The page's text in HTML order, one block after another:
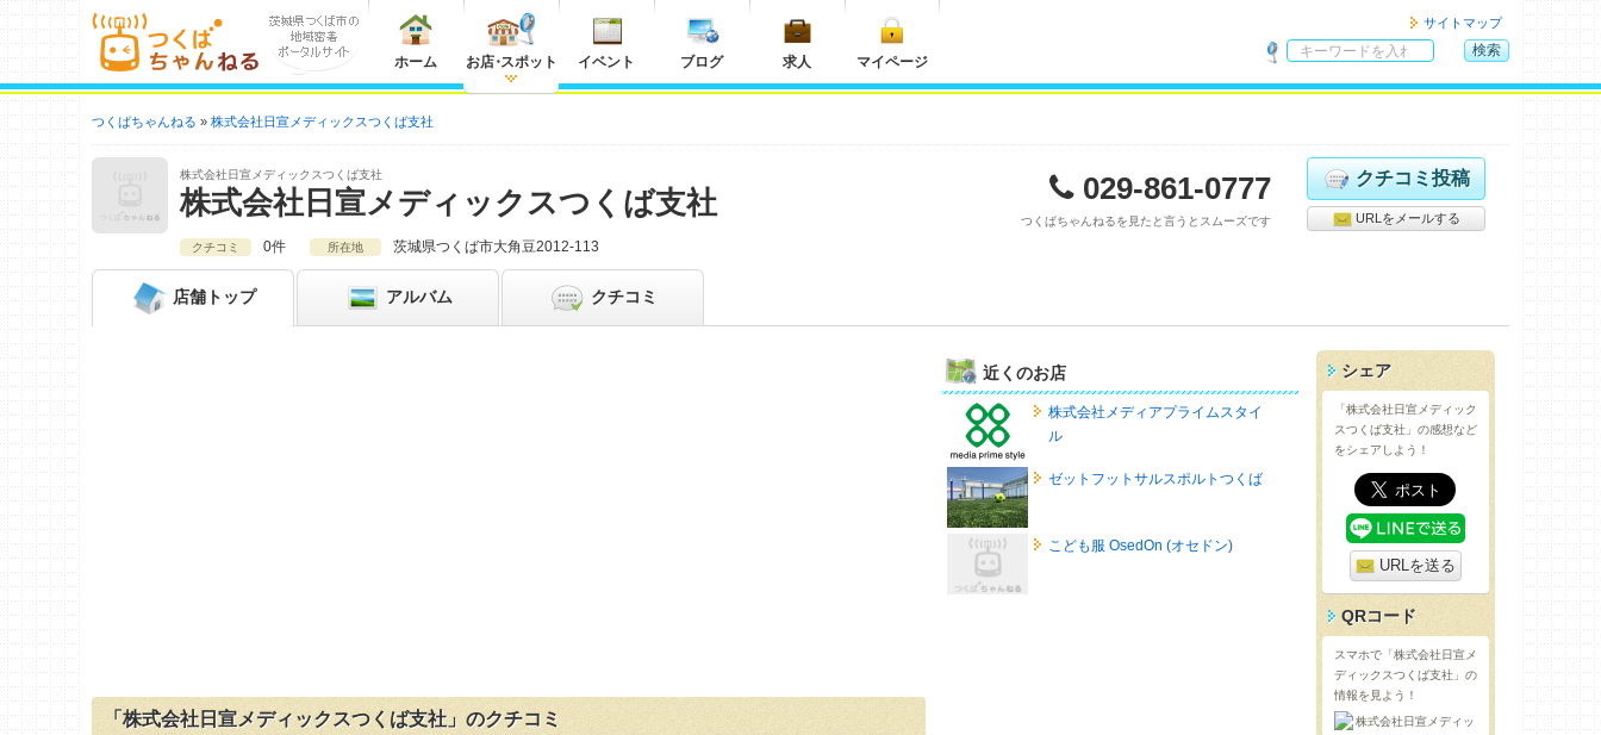
ホーム お店・スポット イベント ブログ 求人 マイページ
サイトマップ
内
索
検索
つくばちゃんねる 株式会社日宣メディックスつくば支社
株式会社日宣メディックスつくば支社
株式会社日宣メディックスつくば支社 029-861-0777
つくばちゃんねるを見たと言うとスムーズです
クチコミ投稿
URLをメールする
クチコミ 0件 所在地 茨城県つくば市大角豆2012-113
店舗 トップ アルバム クチコミ
「株式会社日宣メディックスつくば支社」のクチコミ
近くのお店
株式会社メディアプライムスタイ
ル
ゼットフットサルスポルトつくば
こども服 OsedOn (オセドン)
シェア
「株式会社日宣メディック
スつくば支社」の感想など
をシェアしよう！
URLを送る
QRコード
スマホで「株式会社日宣メ
ディックスつくば支社」の
情報を見よう！